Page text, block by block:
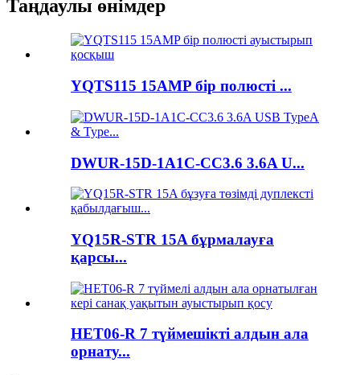
Таңдаулы өнімдер
YQTS115 15AMP бір полюсті ...
DWUR-15D-1A1C-CC3.6 3.6A U...
YQ15R-STR 15A бұрмалауға
қарсы...
HET06-R 7 түймешікті алдын ала
орнату...